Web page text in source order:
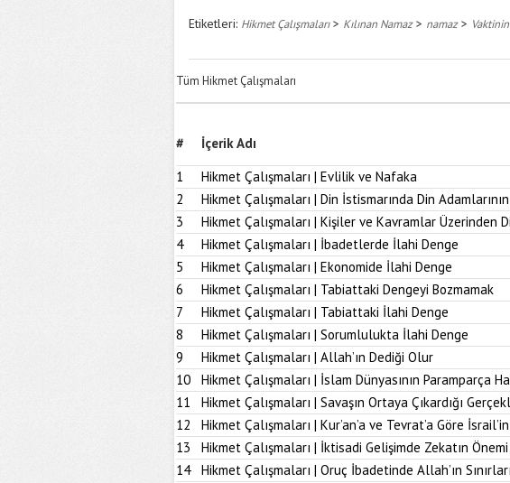
Etiketleri: Hikmet Çalışmaları> Kılınan Namaz> namaz> Vaktinin
Tüm Hikmet Çalışmaları
# İçerik Adı
1
Hikmet Çalışmaları | Evlilik ve Nafaka
2
Hikmet Çalışmaları | Din İstismarında Din
3
Hikmet Çalışmaları | Kişiler ve Kavramlar Üzerinden
4
Hikmet Çalışmaları | İbadetlerde İlahi Denge
5
Hikmet Çalışmaları | Ekonomide İlahi Denge
6
Hikmet Çalışmaları | Tabiattaki Dengeyi Bozmamak
7
Hikmet Çalışmaları | Tabiattaki İlahi Denge
8
Hikmet Çalışmaları | Sorumlulukta İlahi Denge
9
Hikmet Çalışmaları | Allah’ın Dediği Olur
10
Hikmet Çalışmaları | İslam Dünyasının Paramparça
11
Hikmet Çalışmaları | Savaşın Ortaya Çıkardığı
12
Hikmet Çalışmaları | Kur’an’a ve Tevrat’a Göre
13
Hikmet Çalışmaları | İktisadi Gelişimde Zekatın Önemi
14
Hikmet Çalışmaları | Oruç İbadetinde Allah’ın Sınırları